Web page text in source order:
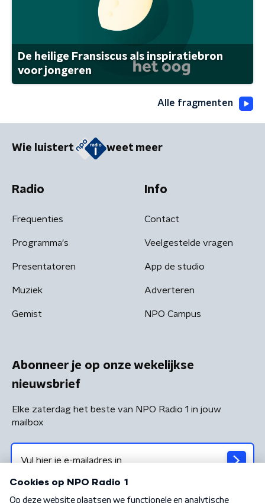
De heilige Fransiscus als inspiratiebron
voor jongeren
Alle fragmenten
Wie luistert weet meer
Radio
Frequenties
Programma's
Presentatoren
Muziek
Gemist
Info
Contact
Veelgestelde vragen
App de studio
Adverteren
NPO Campus
Abonneer je op onze wekelijkse
nieuwsbrief
Elke zaterdag het beste van NPO Radio 1 in jouw
mailbox